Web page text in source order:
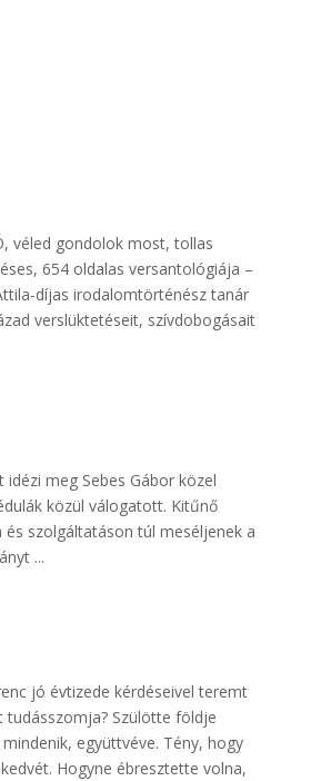
véled gondolok most, tollas
654 oldalas versantológiája –
díjas irodalomtörténész tanár
verslüktetéseit, szívdobogásait
meg Sebes ­Gábor közel
közül válogatott. Kitűnő
szolgáltatáson túl meséljenek a
...
jó évtizede kérdéseivel teremt
tudásszomja? Szülötte földje
együttvéve. Tény, hogy
Hogyne ébresztette volna,